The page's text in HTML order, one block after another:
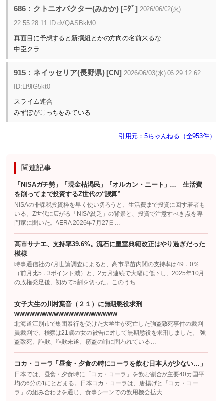
686：クトニオバクター(みかか) [ﾆﾀﾞ] 2026/06/02(火)
22:55:28.11 ID:dVQASBkM0
真面目に予想すると新撰組とかの方向の名前来るな
中臣クラ
915：ネイッセリア(長野県) [CN] 2026/06/03(水) 06:29:12.62
ID:Lf9IG5kt0
スライム連合
みずぽがこっちをみている
引用元：5ちゃんねる（全953件）
関連記事
「NISAガチ勢」「現金枯渇民」「オルカン・ニート」… 生活費
を削ってまで投資するZ世代の“誤算”
NISAの非課税投資枠を早く使い切ろうと、生活費まで投資に回す若者も
いる。Z世代に広がる「NISA貧乏」の背景と、投資で注意すべき点を専
門家に聞いた。AERA 2026年7月27日…
高市サナエ、支持率39.6%。流石に皇室典範改正はやり過ぎだった
模様
時事通信社の7月世論調査によると、高市早苗内閣の支持率は49．0％
（前月比5．3ポイント減）と、2カ月連続で大幅に低下し、2025年10月
の政権発足後、初めて5割を切った。このうち…
女子大生の川村葉音（２１）に無期懲役求刑
wwwwwwwwwwwwwwwwwwwww
北海道江別市で集団暴行を受けた大学生が死亡した強盗致死事件の裁判
員裁判で、検察は21歳の女の被告に対して無期懲役を求刑しました。 強
盗致死、詐欺、詐欺未遂、窃盗の罪に問われている…
コカ・コーラ「昼食・夕食の時にコーラを飲む日本人が少ない…」
日本では、昼食・夕食時に「コカ・コーラ」を飲む割合が主要40カ国平
均の6分の1にとどまる。日本コカ・コーラは、唐揚げと「コカ・コー
ラ」の組み合わせを通じ、食事シーンでの飲用機会拡大…